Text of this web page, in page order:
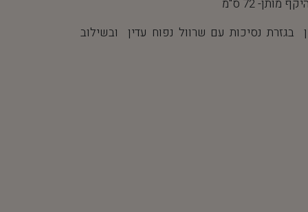
נסיכות עם שרוול נפוח עדין ובשילוב